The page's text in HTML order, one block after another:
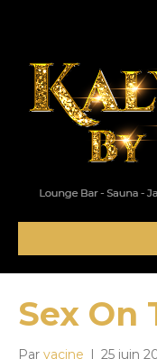
Sex On
Par yacine | 25 juin